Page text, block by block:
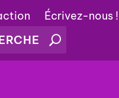
Écrivez-nous !